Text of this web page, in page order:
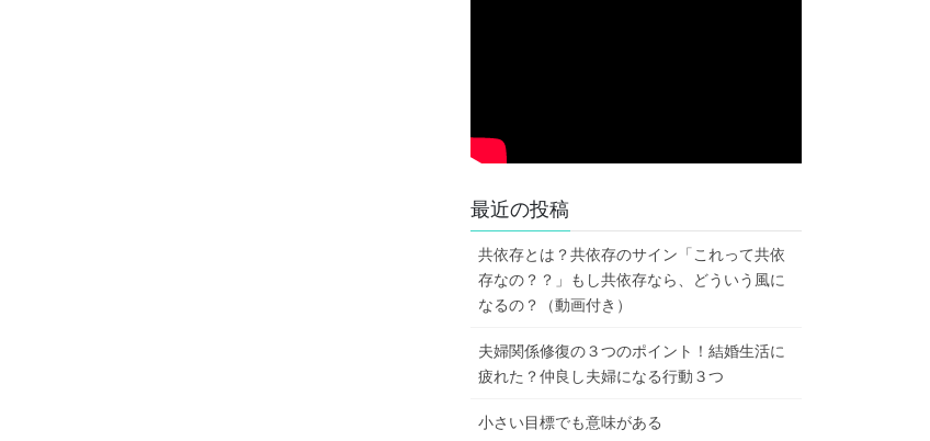
最近の投稿
共依存とは？共依存のサイン「これって共依
存なの？？」もし共依存なら、どういう風に
なるの？（動画付き）
夫婦関係修復の３つのポイント！結婚生活に
疲れた？仲良し夫婦になる行動３つ
小さい目標でも意味がある